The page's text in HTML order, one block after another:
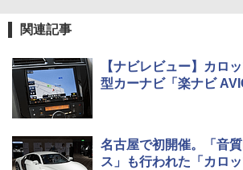
関連記事
【ナビレビュー】カロ
型カーナビ「楽ナビ
名古屋で初開催。「音
ス」も行われた「カロ